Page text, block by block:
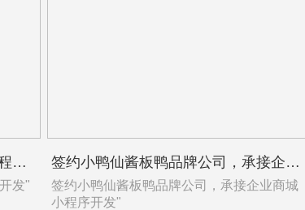
签约山润山茶油，承接品牌商城小程序开发
发"
签约小鸭仙酱板鸭品牌公司，承接企业商城小程序开发
签约小鸭仙酱板鸭品牌公司，承接企业商城
小程序开发"